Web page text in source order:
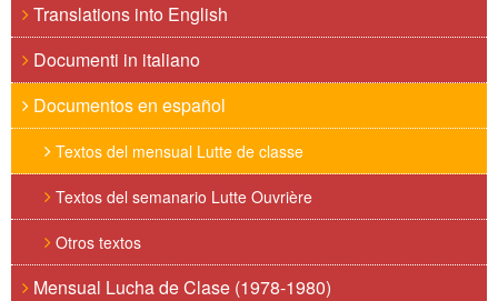
Translations into English
Documenti in italiano
Documentos en español
Textos del mensual Lutte de classe
Textos del semanario Lutte Ouvrière
Otros textos
Mensual Lucha de Clase (1978-1980)